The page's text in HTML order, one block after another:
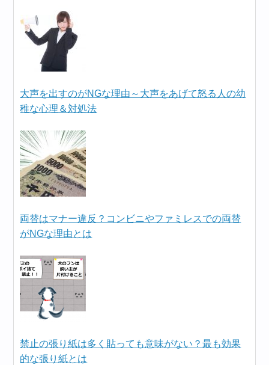
大声を出すのがNGな理由～大声をあげて怒る人の幼
稚な心理＆対処法
両替はマナー違反？コンビニやファミレスでの両替
がNGな理由とは
禁止の張り紙は多く貼っても意味がない？最も効果
的な張り紙とは